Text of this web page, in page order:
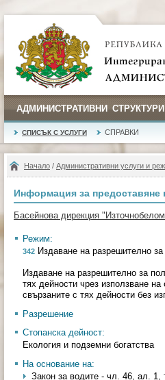
АДМИНИСТРАТИВНИ
СПИСЪК С УСЛУГИ СПРАВКИ
Начало / Административни услуги и
Информация за предоставяне
Басейнова дирекция
Режим:
342 Издаване на разрешително
Издаване на разрешително за
тях дейности чрез използване
свързаните с тях дейности без
Разрешение
Стопанска дейност:
Екология и подземни богатства
На основание на:
Закон за водите - чл. 46, ал. 1,